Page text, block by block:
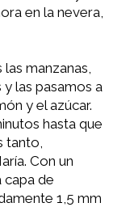
en la nevera,
manzanas,
las pasamos a
y el azúcar.
hasta que
tanto,
Con un
capa de
1,5 mm